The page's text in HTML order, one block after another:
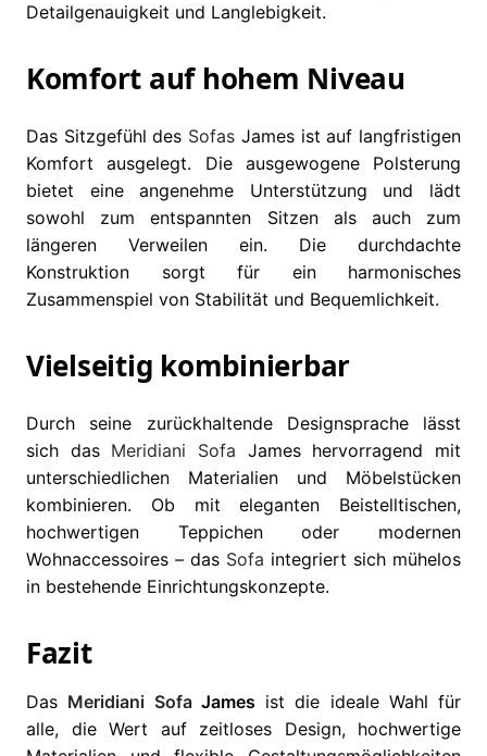
Detailgenauigkeit und Langlebigkeit.
Komfort auf hohem Niveau
Das Sitzgefühl des Sofas James ist auf langfristigen
Komfort ausgelegt. Die ausgewogene Polsterung
bietet eine angenehme Unterstützung und lädt
sowohl zum entspannten Sitzen als auch zum
längeren Verweilen ein. Die durchdachte
Konstruktion sorgt für ein harmonisches
Zusammenspiel von Stabilität und Bequemlichkeit.
Vielseitig kombinierbar
Durch seine zurückhaltende Designsprache lässt
sich das Meridiani Sofa James hervorragend mit
unterschiedlichen Materialien und Möbelstücken
kombinieren. Ob mit eleganten Beistelltischen,
hochwertigen Teppichen oder modernen
Wohnaccessoires – das Sofa integriert sich mühelos
in bestehende Einrichtungskonzepte.
Fazit
Das Meridiani SofaJames ist die ideale Wahl für
alle, die Wert auf zeitloses Design, hochwertige